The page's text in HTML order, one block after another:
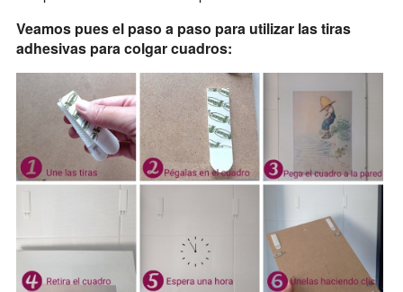
Veamos pues el paso a paso para utilizar las tiras
adhesivas para colgar cuadros: